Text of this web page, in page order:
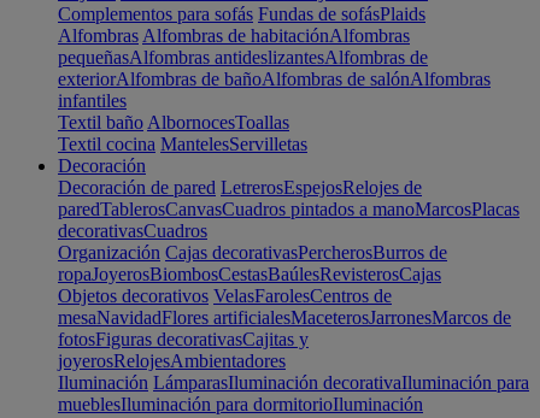
Complementos para sofás Fundas de sofásPlaids
Alfombras Alfombras de habitaciónAlfombras
pequeñasAlfombras antideslizantesAlfombras de
exteriorAlfombras de bañoAlfombras de salónAlfombras
infantiles
Textil baño AlbornocesToallas
Textil cocina MantelesServilletas
Decoración
Decoración de pared LetrerosEspejosRelojes de
paredTablerosCanvasCuadros pintados a manoMarcosPlacas
decorativasCuadros
Organización Cajas decorativasPercherosBurros de
ropaJoyerosBiombosCestasBaúlesRevisterosCajas
Objetos decorativos VelasFarolesCentros de
mesaNavidadFlores artificialesMaceterosJarronesMarcos de
fotosFiguras decorativasCajitas y
joyerosRelojesAmbientadores
Iluminación LámparasIluminación decorativaIluminación para
mueblesIluminación para dormitorioIluminación